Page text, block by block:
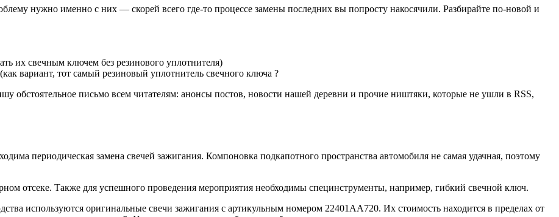
нужно именно с них — скорей всего где-то процессе замены последних вы попросту накосячили. Разбирайте по-новой и
их свечным ключем без резинового уплотнителя)
вариант, тот самый резиновый уплотнитель свечного ключа ?
обстоятельное письмо всем читателям: анонсы постов, новости нашей деревни и прочие ништяки, которые не ушли в RSS,
периодическая замена свечей зажигания. Компоновка подкапотного пространства автомобиля не самая удачная, поэтому
отсеке. Также для успешного проведения мероприятия необходимы специнструменты, например, гибкий свечной ключ.
используются оригинальные свечи зажигания с артикульным номером 22401AA720. Их стоимость находится в пределах от